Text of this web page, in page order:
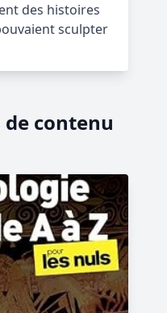
des histoires
sculpter
contenu